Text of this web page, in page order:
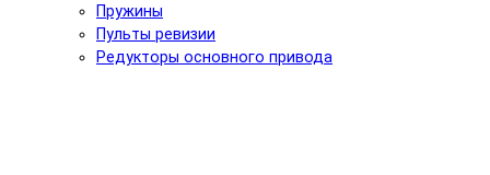
Пружины
Пульты ревизии
Редукторы основного привода